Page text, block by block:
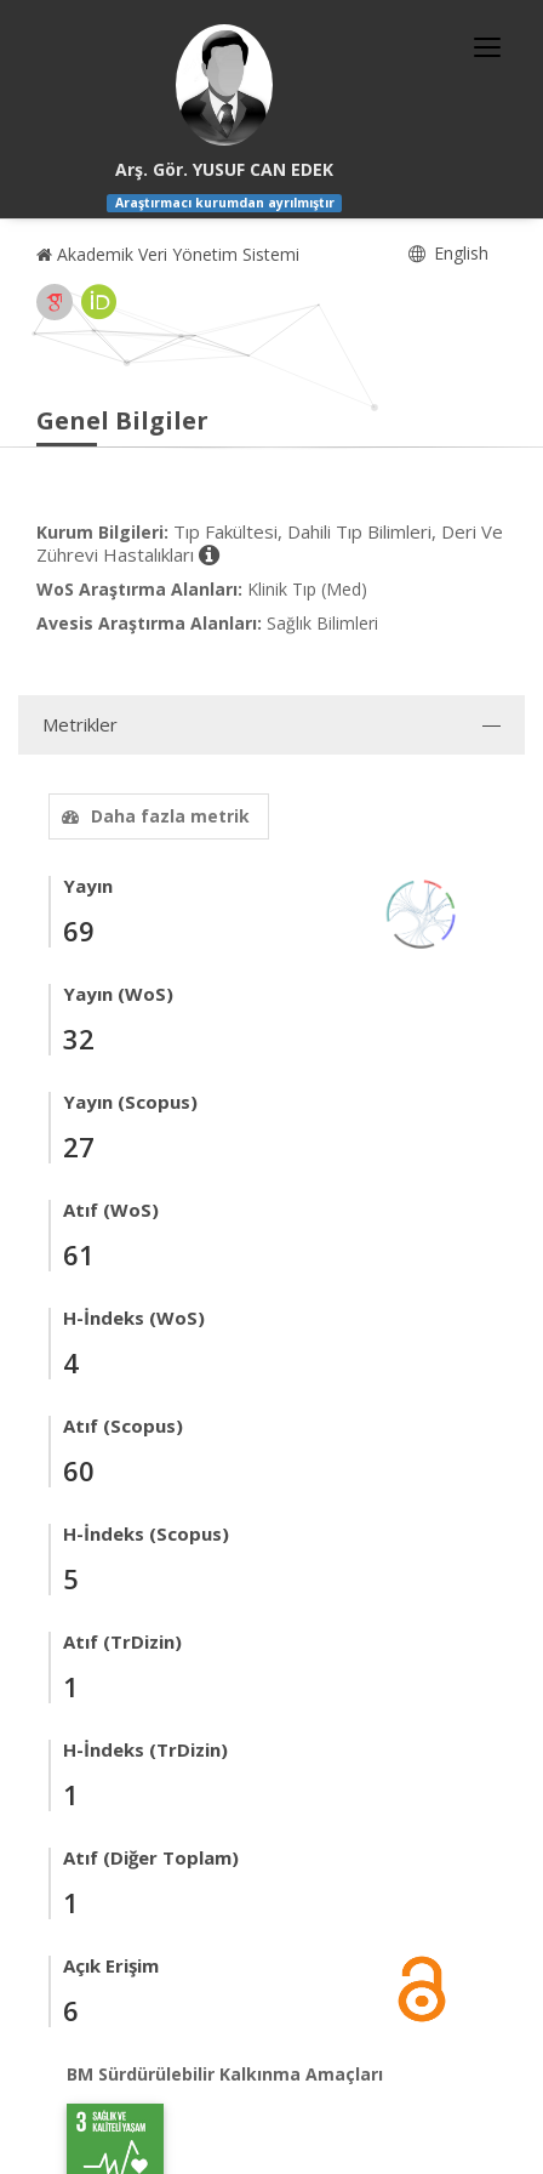
Arş. Gör. YUSUF CAN EDEK
Araştırmacı kurumdan ayrılmıştır
Akademik Veri Yönetim Sistemi English
Genel Bilgiler
Kurum Bilgileri: Tıp Fakültesi, Dahili Tıp Bilimleri, Deri Ve
Zührevi Hastalıkları
WoS Araştırma Alanları: Klinik Tıp (Med)
Avesis Araştırma Alanları: Sağlık Bilimleri
Metrikler
Daha fazla metrik
Yayın
69
Yayın (WoS)
32
Yayın (Scopus)
27
Atıf (WoS)
61
H-İndeks (WoS)
4
Atıf (Scopus)
60
H-İndeks (Scopus)
5
Atıf (TrDizin)
1
H-İndeks (TrDizin)
1
Atıf (Diğer Toplam)
1
Açık Erişim
6
BM Sürdürülebilir Kalkınma Amaçları